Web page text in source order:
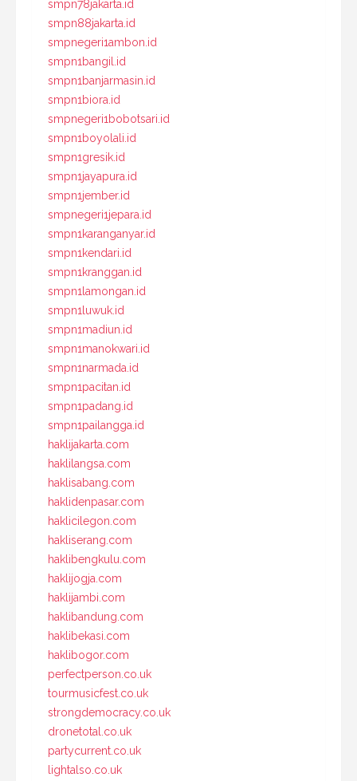
smpn78jakarta.id
smpn88jakarta.id
smpnegeri1ambon.id
smpn1bangil.id
smpn1banjarmasin.id
smpn1biora.id
smpnegeri1bobotsari.id
smpn1boyolali.id
smpn1gresik.id
smpn1jayapura.id
smpn1jember.id
smpnegeri1jepara.id
smpn1karanganyar.id
smpn1kendari.id
smpn1kranggan.id
smpn1lamongan.id
smpn1luwuk.id
smpn1madiun.id
smpn1manokwari.id
smpn1narmada.id
smpn1pacitan.id
smpn1padang.id
smpn1pailangga.id
haklijakarta.com
haklilangsa.com
haklisabang.com
haklidenpasar.com
haklicilegon.com
hakliserang.com
haklibengkulu.com
haklijogja.com
haklijambi.com
haklibandung.com
haklibekasi.com
haklibogor.com
perfectperson.co.uk
tourmusicfest.co.uk
strongdemocracy.co.uk
dronetotal.co.uk
partycurrent.co.uk
lightalso.co.uk